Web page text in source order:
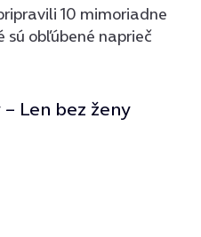
10 mimoriadne
sú obľúbené naprieč
Len bez ženy